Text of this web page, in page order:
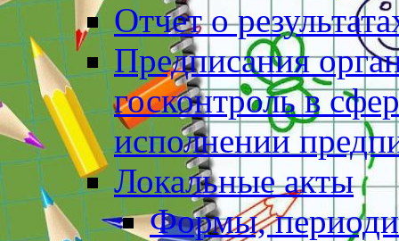
Отчет о
Предписания
госконтроль в
исполнении
Локальные акты
Формы,